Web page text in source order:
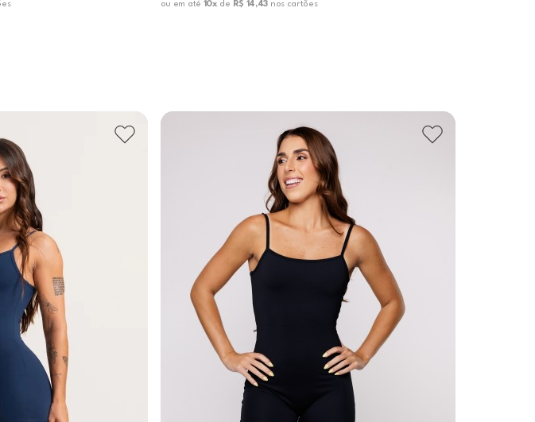
ou em até 10x de R$ 14,43 nos cartões